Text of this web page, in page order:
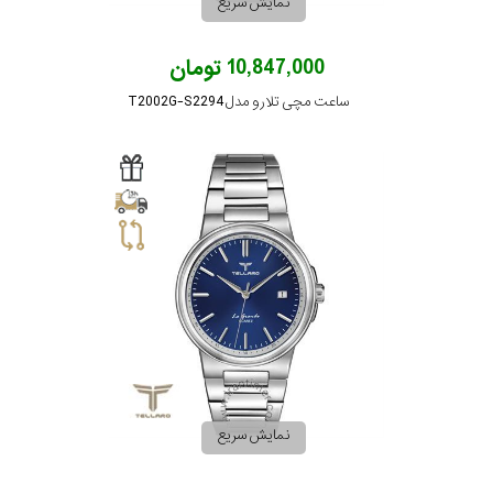
10,847,000 تومان
ساعت مچی تلارو مدل T2002G-S2294
نمایش سریع